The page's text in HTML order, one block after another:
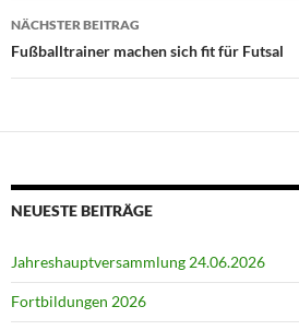
NÄCHSTER BEITRAG
Fußballtrainer machen sich fit für Futsal
NEUESTE BEITRÄGE
Jahreshauptversammlung 24.06.2026
Fortbildungen 2026